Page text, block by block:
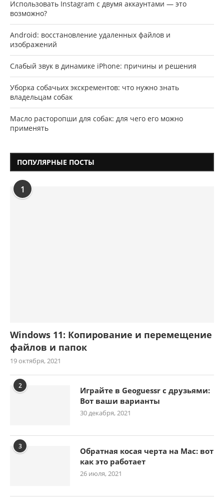
Использовать Instagram с двумя аккаунтами — это
возможно?
Android: восстановление удаленных файлов и
изображений
Слабый звук в динамике iPhone: причины и решения
Уборка собачьих экскрементов: что нужно знать
владельцам собак
Масло расторопши для собак: для чего его можно
применять
ПОПУЛЯРНЫЕ ПОСТЫ
1
Windows 11: Копирование и перемещение
файлов и папок
19 октября, 2021
2
Играйте в Geoguessr с друзьями:
Вот ваши варианты
30 декабря, 2021
3
Обратная косая черта на Mac: вот
как это работает
26 июля, 2021